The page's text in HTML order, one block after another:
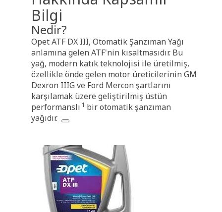
Bilgi
Nedir?
Opet ATF DX III, Otomatik Şanzıman Yağı
anlamına gelen ATF'nin kısaltmasıdır. Bu
yağ, modern katık teknolojisi ile üretilmiş,
özellikle önde gelen motor üreticilerinin GM
Dexron IIIG ve Ford Mercon şartlarını
karşılamak üzere geliştirilmiş üstün
performanslı 1 bir otomatik şanzıman
yağıdır.